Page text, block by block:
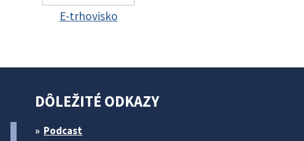
E-trhovisko
DÔLEŽITÉ ODKAZY
Podcast